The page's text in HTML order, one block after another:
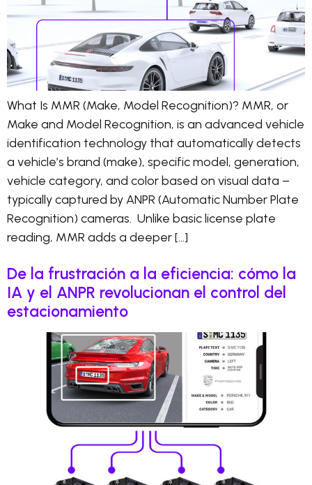
What Is MMR (Make, Model Recognition)? MMR, or
Make and Model Recognition, is an advanced vehicle
identification technology that automatically detects
a vehicle’s brand (make), specific model, generation,
vehicle category, and color based on visual data –
typically captured by ANPR (Automatic Number Plate
Recognition) cameras. Unlike basic license plate
reading, MMR adds a deeper […]
De la frustración a la eficiencia: cómo la
IA y el ANPR revolucionan el control del
estacionamiento